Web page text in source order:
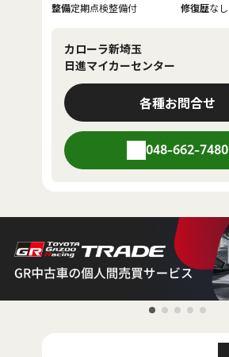
整備定期点検整備付 修復歴なし
カローラ新埼玉
日進マイカーセンター
各種お問合せ
048-662-7480